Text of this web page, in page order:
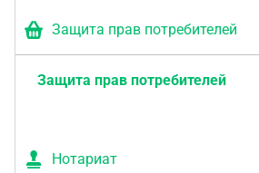
Защита прав потребителей
Защита прав потребителей
Нотариат